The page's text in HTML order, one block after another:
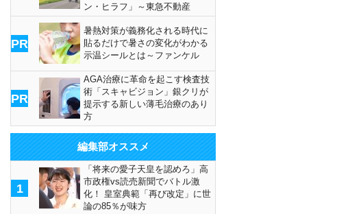
ン・ヒラフ」～東急不動産
PR
暑熱対策が義務化される時代に
貼るだけで暑さの変化がわかる
示温シールとは～ファンケル
PR
AGA治療に革命を起こす検査技
術「スキャビジョン」銀クリが
提示する新しい薄毛治療のあり
方
編集部オススメ
1
「将来の愛子天皇を認めろ」高
市政権vs読売新聞でバトル激
化！ 皇室典範「再び改定」に世
論の85％が味方